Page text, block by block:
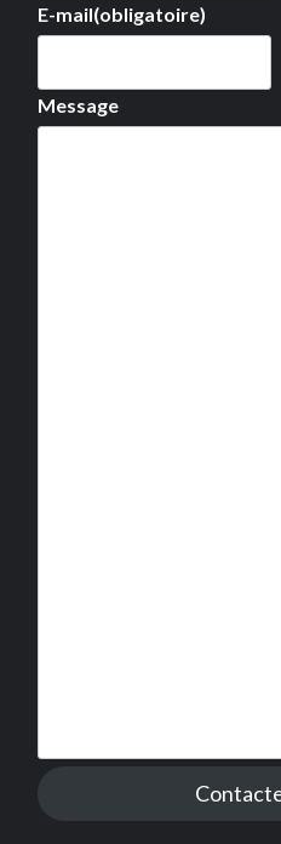
E-mail(obligatoire)
Message